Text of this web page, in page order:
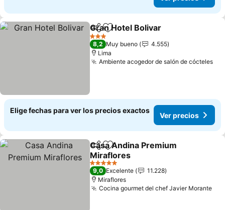
CompartirAgregar a favoritos
Gran Hotel Bolivar
3 Estrellas
8,2 Muy bueno
4.555
Lima
Ambiente acogedor de salón de cócteles
Elige fechas para ver los precios exactos
Ver precios
CompartirAgregar a favoritos
Casa Andina Premium
Miraflores
Ver precios
5 Estrellas
9,0 Excelente
11.228
Miraflores
Cocina gourmet del chef Javier Morante